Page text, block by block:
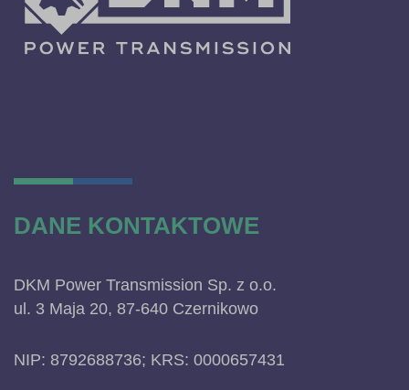
DANE KONTAKTOWE
DKM Power Transmission Sp. z o.o.
ul. 3 Maja 20, 87-640 Czernikowo
NIP: 8792688736; KRS: 0000657431